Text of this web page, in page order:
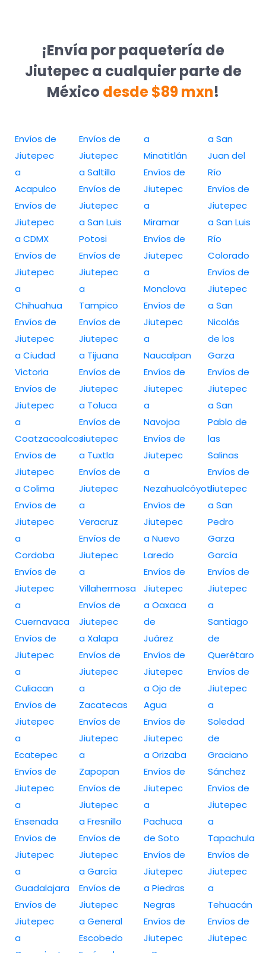
¡Envía por paquetería de
Jiutepec a cualquier parte de
México desde $89 mxn!
Envíos de
Jiutepec
a
Acapulco
Envíos de
Jiutepec
a CDMX
Envíos de
Jiutepec
a
Chihuahua
Envíos de
Jiutepec
a Ciudad
Victoria
Envíos de
Jiutepec
a
Coatzacoalcos
Envíos de
Jiutepec
a Colima
Envíos de
Jiutepec
a
Cordoba
Envíos de
Jiutepec
a
Cuernavaca
Envíos de
Jiutepec
a
Culiacan
Envíos de
Jiutepec
a
Ecatepec
Envíos de
Jiutepec
a
Ensenada
Envíos de
Jiutepec
a
Guadalajara
Envíos de
Jiutepec
a
Envíos de
Jiutepec
a Saltillo
Envíos de
Jiutepec
a San Luis
Potosi
Envíos de
Jiutepec
a
Tampico
Envíos de
Jiutepec
a Tijuana
Envíos de
Jiutepec
a Toluca
Envíos de
Jiutepec
a Tuxtla
Envíos de
Jiutepec
a
Veracruz
Envíos de
Jiutepec
a
Villahermosa
Envíos de
Jiutepec
a Xalapa
Envíos de
Jiutepec
a
Zacatecas
Envíos de
Jiutepec
a
Zapopan
Envíos de
Jiutepec
a Fresnillo
Envíos de
Jiutepec
a García
Envíos de
Jiutepec
a General
Escobedo
a
Minatitlán
Envíos de
Jiutepec
a
Miramar
Envíos de
Jiutepec
a
Monclova
Envíos de
Jiutepec
a
Naucalpan
Envíos de
Jiutepec
a
Navojoa
Envíos de
Jiutepec
a
Nezahualcóyotl
Envíos de
Jiutepec
a Nuevo
Laredo
Envíos de
Jiutepec
a Oaxaca
de
Juárez
Envíos de
Jiutepec
a Ojo de
Agua
Envíos de
Jiutepec
a Orizaba
Envíos de
Jiutepec
a
Pachuca
de Soto
Envíos de
Jiutepec
a Piedras
Negras
Envíos de
Jiutepec
a San
Juan del
Río
Envíos de
Jiutepec
a San Luis
Río
Colorado
Envíos de
Jiutepec
a San
Nicolás
de los
Garza
Envíos de
Jiutepec
a San
Pablo de
las
Salinas
Envíos de
Jiutepec
a San
Pedro
Garza
García
Envíos de
Jiutepec
a
Santiago
de
Querétaro
Envíos de
Jiutepec
a
Soledad
de
Graciano
Sánchez
Envíos de
Jiutepec
a
Tapachula
Envíos de
Jiutepec
a
Tehuacán
Envíos de
Jiutepec